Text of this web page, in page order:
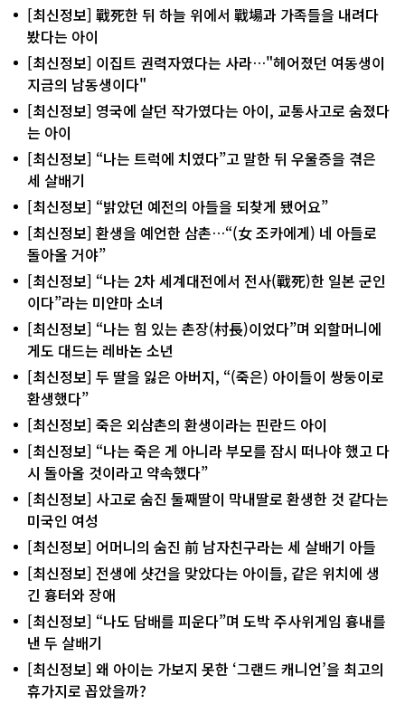
[최신정보] 戰死한 뒤 하늘 위에서 戰場과 가족들을 내려다
봤다는 아이
[최신정보] 이집트 권력자였다는 사라…"헤어졌던 여동생이
지금의 남동생이다"
[최신정보] 영국에 살던 작가였다는 아이, 교통사고로 숨졌다
는 아이
[최신정보] “나는 트럭에 치였다”고 말한 뒤 우울증을 겪은
세 살배기
[최신정보] “밝았던 예전의 아들을 되찾게 됐어요”
[최신정보] 환생을 예언한 삼촌…“(女 조카에게) 네 아들로
돌아올 거야”
[최신정보] “나는 2차 세계대전에서 전사(戰死)한 일본 군인
이다”라는 미얀마 소녀
[최신정보] “나는 힘 있는 촌장(村長)이었다”며 외할머니에
게도 대드는 레바논 소년
[최신정보] 두 딸을 잃은 아버지, “(죽은) 아이들이 쌍둥이로
환생했다”
[최신정보] 죽은 외삼촌의 환생이라는 핀란드 아이
[최신정보] “나는 죽은 게 아니라 부모를 잠시 떠나야 했고 다
시 돌아올 것이라고 약속했다”
[최신정보] 사고로 숨진 둘째딸이 막내딸로 환생한 것 같다는
미국인 여성
[최신정보] 어머니의 숨진 前 남자친구라는 세 살배기 아들
[최신정보] 전생에 샷건을 맞았다는 아이들, 같은 위치에 생
긴 흉터와 장애
[최신정보] “나도 담배를 피운다”며 도박 주사위게임 흉내를
낸 두 살배기
[최신정보] 왜 아이는 가보지 못한 ‘그랜드 캐니언’을 최고의
휴가지로 꼽았을까?